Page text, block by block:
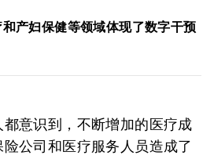
产妇保健等领域体现了数字干预
意识到，不断增加的医疗成
公司和医疗服务人员造成了